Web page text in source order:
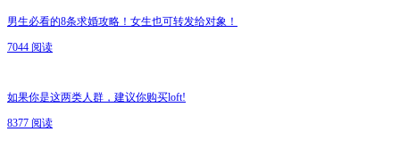
男生必看的8条求婚攻略！女生也可转发给对象！
7044 阅读
如果你是这两类人群，建议你购买loft!
8377 阅读